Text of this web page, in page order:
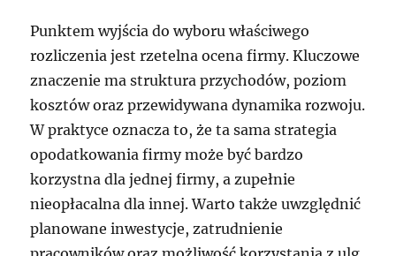
Punktem wyjścia do wyboru właściwego
rozliczenia jest rzetelna ocena firmy. Kluczowe
znaczenie ma struktura przychodów, poziom
kosztów oraz przewidywana dynamika rozwoju.
W praktyce oznacza to, że ta sama strategia
opodatkowania firmy może być bardzo
korzystna dla jednej firmy, a zupełnie
nieopłacalna dla innej. Warto także uwzględnić
planowane inwestycje, zatrudnienie